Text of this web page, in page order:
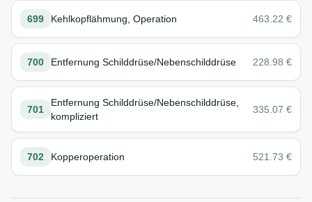
699 Kehlkopflähmung, Operation 463.22 €
700 Entfernung Schilddrüse/Nebenschilddrüse 228.98 €
701
Entfernung Schilddrüse/Nebenschilddrüse,
kompliziert
335.07 €
702 Kopperoperation 521.73 €